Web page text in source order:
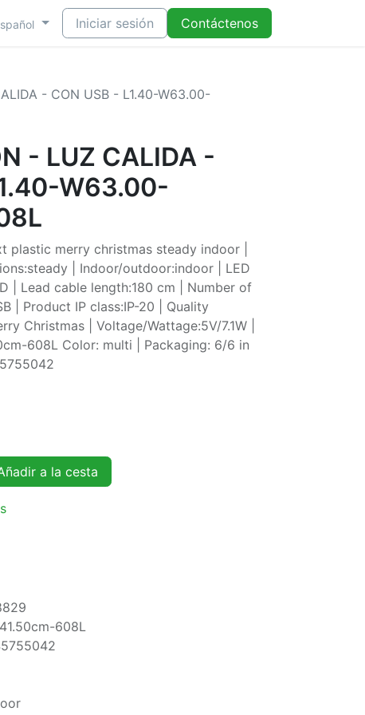
Iniciar sesión Contáctenos
- CON USB - L1.40-W63.00-
- LUZ CALIDA -
W63.00-
plastic merry christmas steady indoor |
| Indoor/outdoor:indoor | LED
| Lead cable length:180 cm | Number of
| Product IP class:IP-20 | Quality
Christmas | Voltage/Wattage:5V/7.1W |
608L Color: multi | Packaging: 6/6 in
a la cesta
608L